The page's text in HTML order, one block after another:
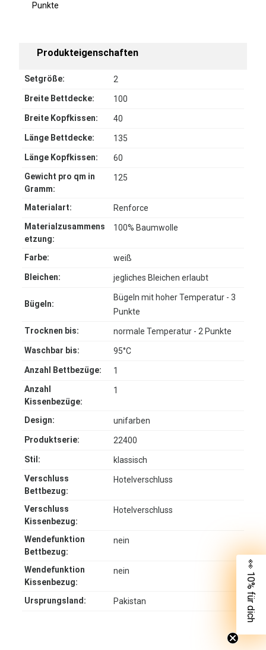
Punkte
Produkteigenschaften
Setgröße:
2
Breite Bettdecke:
100
Breite Kopfkissen:
40
Länge Bettdecke:
135
Länge Kopfkissen:
60
Gewicht pro qm in
Gramm:
125
Materialart:
Renforce
Materialzusammens
etzung:
100% Baumwolle
Farbe:
weiß
Bleichen:
jegliches Bleichen erlaubt
Bügeln:
Bügeln mit hoher Temperatur - 3
Punkte
Trocknen bis:
normale Temperatur - 2 Punkte
Waschbar bis:
95°C
Anzahl Bettbezüge:
1
Anzahl
Kissenbezüge:
1
Design:
unifarben
Produktserie:
22400
Stil:
klassisch
Verschluss
Bettbezug:
Hotelverschluss
Verschluss
Kissenbezug:
Hotelverschluss
Wendefunktion
Bettbezug:
nein
Wendefunktion
Kissenbezug:
nein
Ursprungsland: Pakistan 👀 10% für dich